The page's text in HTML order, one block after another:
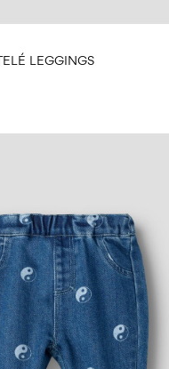
LEGGINGS